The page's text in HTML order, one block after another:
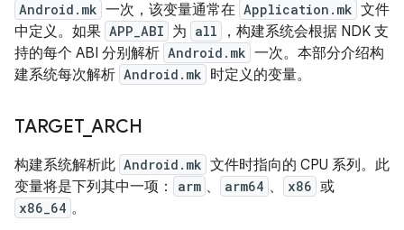
Android.mk 一次，该变量通常在 Application.mk 文件
中定义。如果 APP_ABI 为 all
，构建系统会根据 NDK 支
持的每个 ABI 分别解析 Android.mk 一次。本部分介绍构
建系统每次解析 Android.mk 时定义的变量。
TARGET_ARCH
构建系统解析此 Android.mk 文件时指向的 CPU 系列。此
变量将是下列其中一项：
arm 、 arm64 、 x86 或
x86_64 。